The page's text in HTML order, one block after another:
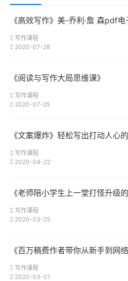
《高效写作》美-乔利·詹 森pdf电
写作课程
2020-07-28
《阅读与写作大局思维课》
写作课程
2020-07-25
《文案爆炸》轻松写出打动人心
写作课程
2020-04-22
《老师陪小学生上一堂打怪升级
写作课程
2020-03-25
《百万稿费作者带你从新手到网
写作课程
2020-03-01